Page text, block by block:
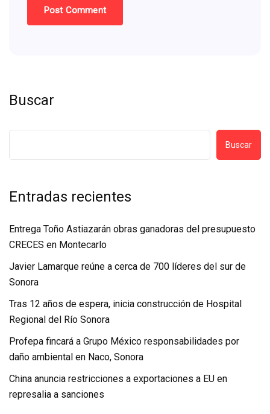
Buscar
Buscar
Entradas recientes
Entrega Toño Astiazarán obras ganadoras del presupuesto
CRECES en Montecarlo
Javier Lamarque reúne a cerca de 700 líderes del sur de
Sonora
Tras 12 años de espera, inicia construcción de Hospital
Regional del Río Sonora
Profepa fincará a Grupo México responsabilidades por
daño ambiental en Naco, Sonora
China anuncia restricciones a exportaciones a EU en
represalia a sanciones